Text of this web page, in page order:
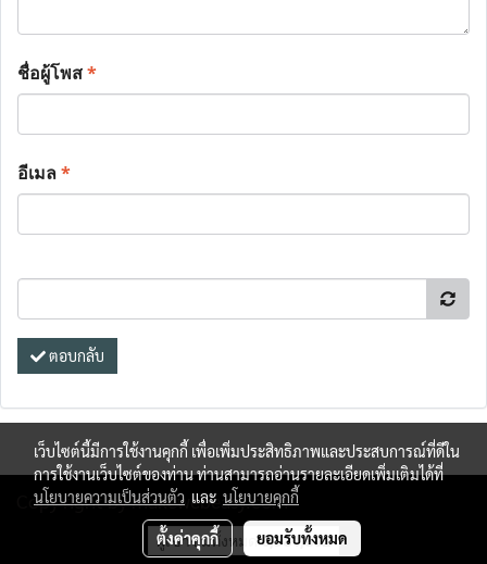
ชื่อผู้โพส*
อีเมล*
ตอบกลับ
Copy right by makewebeasy.com
ผู้เข้าชมทั้งหมด6,581,802
เว็บไซต์นี้มีการใช้งานคุกกี้ เพื่อเพิ่มประสิทธิภาพและประสบการณ์ที่ดีใน
การใช้งานเว็บไซต์ของท่าน ท่านสามารถอ่านรายละเอียดเพิ่มเติมได้ที่
นโยบายความเป็นส่วนตัว และ นโยบายคุกกี้
ตั้งค่าคุกกี้ ยอมรับทั้งหมด